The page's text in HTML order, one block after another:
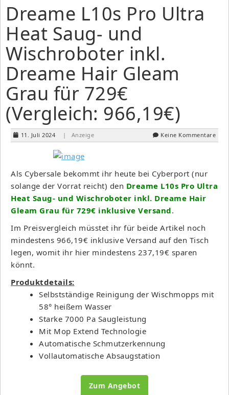
Dreame L10s Pro Ultra
Heat Saug- und
Wischroboter inkl.
Dreame Hair Gleam
Grau für 729€
(Vergleich: 966,19€)
11. Juli 2024 | Anzeige Keine Kommentare
Als Cybersale bekommt ihr heute bei Cyberport (nur
solange der Vorrat reicht) den Dreame L10s Pro Ultra
Heat Saug- und Wischroboter inkl. Dreame Hair
Gleam Grau für 729€ inklusive Versand.
Im Preisvergleich müsstet ihr für beide Artikel noch
mindestens 966,19€ inklusive Versand auf den Tisch
legen, womit ihr hier mindestens 237,19€ sparen
könnt.
Produktdetails:
Selbstständige Reinigung der Wischmopps mit
58° heißem Wasser
Starke 7000 Pa Saugleistung
Mit Mop Extend Technologie
Automatische Schmutzerkennung
Vollautomatische Absaugstation
Zum Angebot